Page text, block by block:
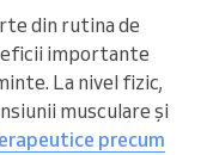
din rutina de
importante
La nivel fizic,
musculare și
precum